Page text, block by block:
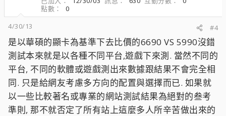
點數
0
4/30/13
#4
是以華碩的顯卡為基準下去比價的6690 VS 5990沒錯
測試本來就是以各種不同平台,遊戲下來測. 當然不同的
平台, 不同的軟體或遊戲測出來數據跟結果不會完全相
同. 只是給網友考慮多方向的配置與選擇而已. 如果就
以一些比較著名或專業的網站測試結果為絕對的叁考
準則, 那不就否定了所有站上這麼多人所辛苦做出來的